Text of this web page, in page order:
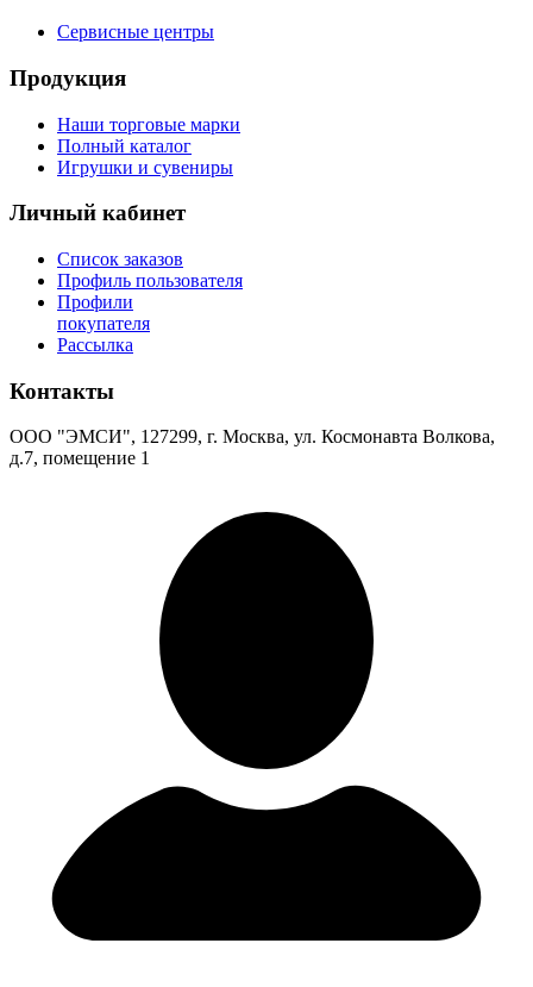
Сервисные центры
Продукция
Наши торговые марки
Полный каталог
Игрушки и сувениры
Личный кабинет
Список заказов
Профиль пользователя
Профили
покупателя
Рассылка
Контакты
ООО "ЭМСИ", 127299, г. Москва, ул. Космонавта Волкова,
д.7, помещение 1